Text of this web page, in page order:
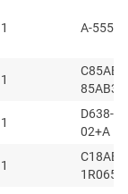
1 A-
1
C85AB-
1
D638-
02+A
1
C18AB-
1R0658